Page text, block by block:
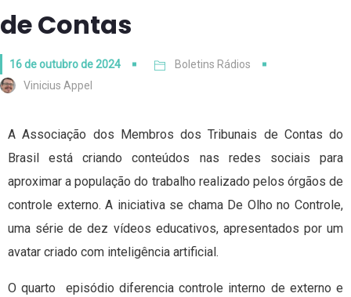
de Contas
16 de outubro de 2024
Boletins Rádios
Vinicius Appel
A Associação dos Membros dos Tribunais de Contas do
Brasil está criando conteúdos nas redes sociais para
aproximar a população do trabalho realizado pelos órgãos de
controle externo. A iniciativa se chama De Olho no Controle,
uma série de dez vídeos educativos, apresentados por um
avatar criado com inteligência artificial.
O quarto episódio diferencia controle interno de externo e